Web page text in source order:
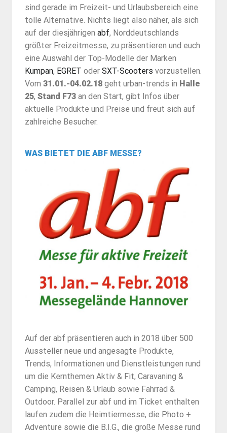
sind gerade im Freizeit- und Urlaubsbereich eine
tolle Alternative. Nichts liegt also näher, als sich
auf der diesjährigen abf, Norddeutschlands
größter Freizeitmesse, zu präsentieren und euch
eine Auswahl der Top-Modelle der Marken
Kumpan, EGRET oder SXT-Scooters vorzustellen.
Vom 31.01.-04.02.18geht urban-trends in Halle
25, Stand F73an den Start, gibt Infos über
aktuelle Produkte und Preise und freut sich auf
zahlreiche Besucher.
WAS BIETET DIE ABF MESSE?
Auf der abf präsentieren auch in 2018 über 500
Aussteller neue und angesagte Produkte,
Trends, Informationen und Dienstleistungen rund
um die Kernthemen Aktiv & Fit, Caravaning &
Camping, Reisen & Urlaub sowie Fahrrad &
Outdoor. Parallel zur abf und im Ticket enthalten
laufen zudem die Heimtiermesse, die Photo +
Adventure sowie die B.I.G., die große Messe rund